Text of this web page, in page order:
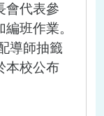
會代表參
班作業。
導師抽籤
本校公布